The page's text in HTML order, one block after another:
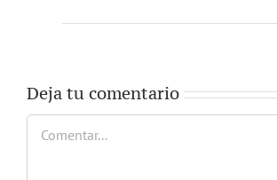
Deja tu comentario
Comentar